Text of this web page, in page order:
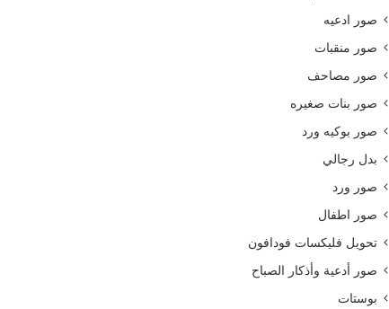
صور ادعيه
صور منقبات
صور مصاحف
صور بنات صغيره
صور بوكيه ورد
بدل رجالي
صور ورد
صور اطفال
تحويل فليكسات فودافون
صور أدعية وأذكار الصباح
بوستات